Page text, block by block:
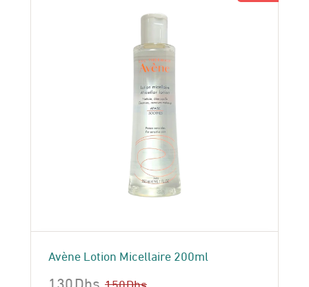
Avène Lotion Micellaire 200ml
130Dhs